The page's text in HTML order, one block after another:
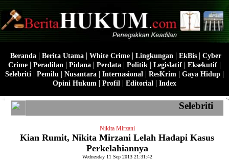
Beranda| Berita Utama| White Crime| Lingkungan | EkBis| Cyber
Crime | Peradilan | Pidana | Perdata | Politik | Legislatif | Eksekutif |
Selebriti | Pemilu | Nusantara | Internasional | ResKrim | Gaya Hidup |
Opini Hukum | Profil | Editorial | Index
Selebriti
Nikita Mirzani
Kian Rumit, Nikita Mirzani Lelah Hadapi Kasus
Perkelahiannya
Wednesday 11 Sep 2013 21:31:42